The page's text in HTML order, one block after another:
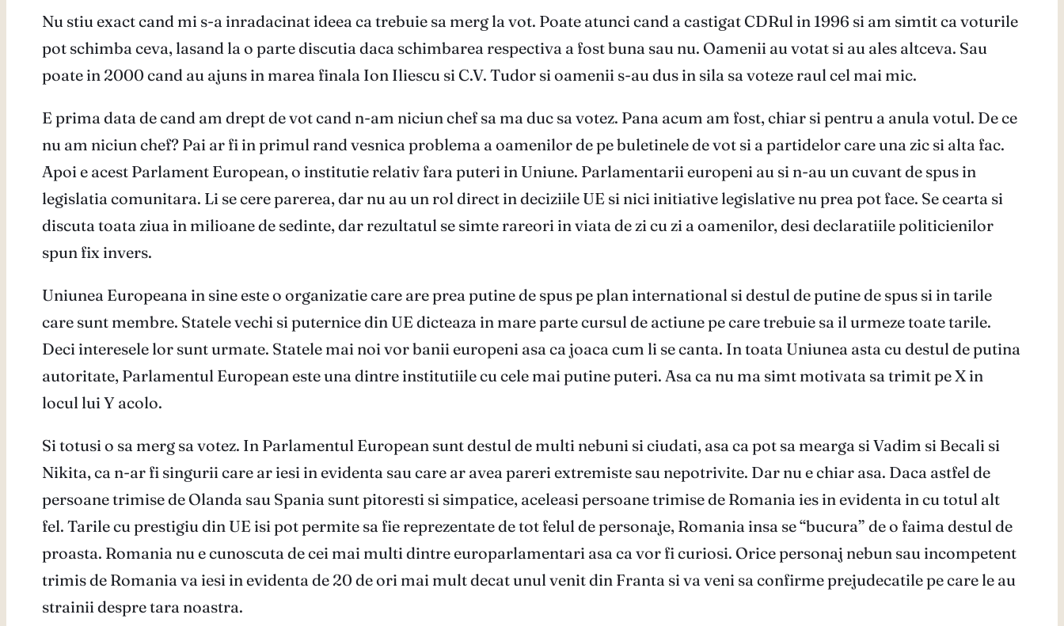
Nu stiu exact cand mi s-a inradacinat ideea ca trebuie sa merg la vot. Poate atunci cand a castigat CDRul in 1996 si am simtit ca voturile
pot schimba ceva, lasand la o parte discutia daca schimbarea respectiva a fost buna sau nu. Oamenii au votat si au ales altceva. Sau
poate in 2000 cand au ajuns in marea finala Ion Iliescu si C.V. Tudor si oamenii s-au dus in sila sa voteze raul cel mai mic.
E prima data de cand am drept de vot cand n-am niciun chef sa ma duc sa votez. Pana acum am fost, chiar si pentru a anula votul. De ce
nu am niciun chef? Pai ar fi in primul rand vesnica problema a oamenilor de pe buletinele de vot si a partidelor care una zic si alta fac.
Apoi e acest Parlament European, o institutie relativ fara puteri in Uniune. Parlamentarii europeni au si n-au un cuvant de spus in
legislatia comunitara. Li se cere parerea, dar nu au un rol direct in deciziile UE si nici initiative legislative nu prea pot face. Se cearta si
discuta toata ziua in milioane de sedinte, dar rezultatul se simte rareori in viata de zi cu zi a oamenilor, desi declaratiile politicienilor
spun fix invers.
Uniunea Europeana in sine este o organizatie care are prea putine de spus pe plan international si destul de putine de spus si in tarile
care sunt membre. Statele vechi si puternice din UE dicteaza in mare parte cursul de actiune pe care trebuie sa il urmeze toate tarile.
Deci interesele lor sunt urmate. Statele mai noi vor banii europeni asa ca joaca cum li se canta. In toata Uniunea asta cu destul de putina
autoritate, Parlamentul European este una dintre institutiile cu cele mai putine puteri. Asa ca nu ma simt motivata sa trimit pe X in
locul lui Y acolo.
Si totusi o sa merg sa votez. In Parlamentul European sunt destul de multi nebuni si ciudati, asa ca pot sa mearga si Vadim si Becali si
Nikita, ca n-ar fi singurii care ar iesi in evidenta sau care ar avea pareri extremiste sau nepotrivite. Dar nu e chiar asa. Daca astfel de
persoane trimise de Olanda sau Spania sunt pitoresti si simpatice, aceleasi persoane trimise de Romania ies in evidenta in cu totul alt
fel. Tarile cu prestigiu din UE isi pot permite sa fie reprezentate de tot felul de personaje, Romania insa se “bucura” de o faima destul de
proasta. Romania nu e cunoscuta de cei mai multi dintre europarlamentari asa ca vor fi curiosi. Orice personaj nebun sau incompetent
trimis de Romania va iesi in evidenta de 20 de ori mai mult decat unul venit din Franta si va veni sa confirme prejudecatile pe care le au
strainii despre tara noastra.